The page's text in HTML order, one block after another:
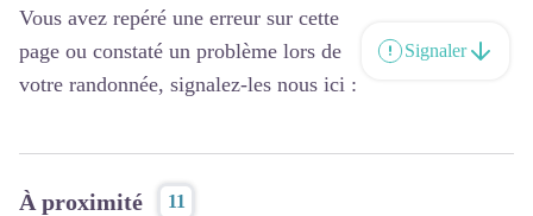
Vous avez repéré une erreur sur cette
page ou constaté un problème lors de
votre randonnée, signalez-les nous ici :
Signaler
À proximité 11